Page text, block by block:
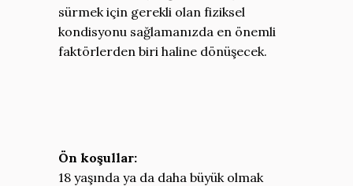
sürmek için gerekli olan fiziksel
kondisyonu sağlamanızda en önemli
faktörlerden biri haline dönüşecek.
Ön koşullar:
18 yaşında ya da daha büyük olmak